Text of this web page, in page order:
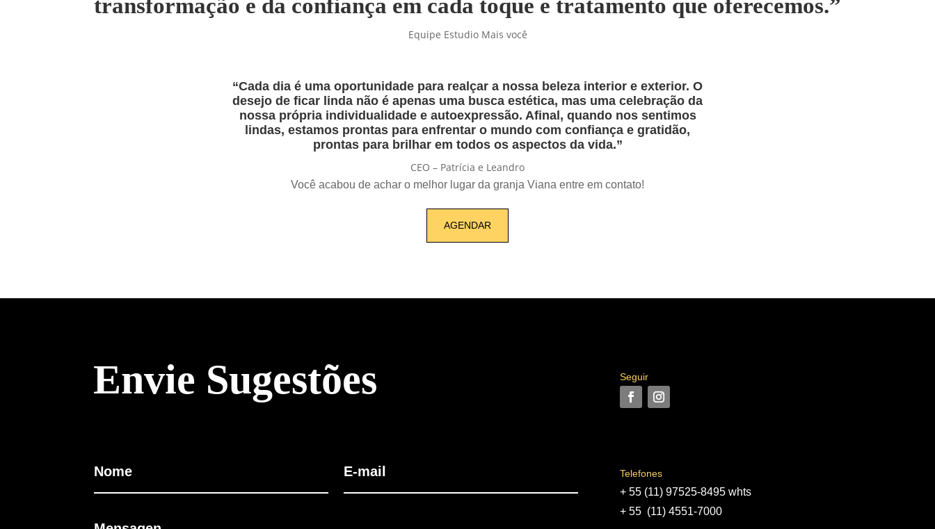
transformação e da confiança em cada toque e tratamento que oferecemos.”
Equipe Estudio Mais você
“Cada dia é uma oportunidade para realçar a nossa beleza interior e exterior. O
desejo de ficar linda não é apenas uma busca estética, mas uma celebração da
nossa própria individualidade e autoexpressão. Afinal, quando nos sentimos
lindas, estamos prontas para enfrentar o mundo com confiança e gratidão,
prontas para brilhar em todos os aspectos da vida.”
CEO – Patrícia e Leandro
Você acabou de achar o melhor lugar da granja Viana entre em contato!
AGENDAR
Envie Sugestões Seguir
Telefones
+ 55 (11) 97525-8495 whts
+ 55 (11) 4551-7000